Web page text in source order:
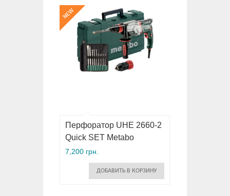
Перфоратор UHE 2660-2
Quick SET Metabo
7,200 грн.
ДОБАВИТЬ В КОРЗИНУ